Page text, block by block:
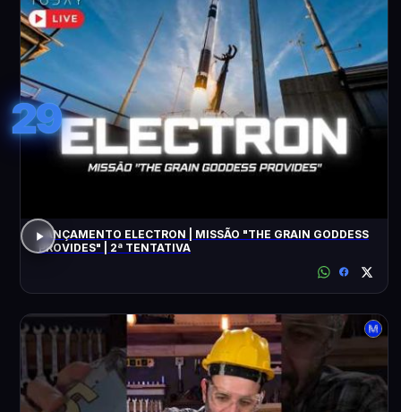
29
LANÇAMENTO ELECTRON | MISSÃO "THE GRAIN GODDESS
PROVIDES" | 2ª TENTATIVA